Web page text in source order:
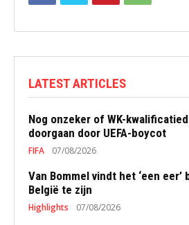
LATEST ARTICLES
Nog onzeker of WK-
doorgaan door UEFA-boycot
FIFA 07/08/2026
Van Bommel vindt het ‘een eer’
België te zijn
Highlights 07/08/2026